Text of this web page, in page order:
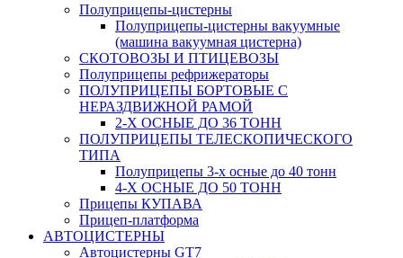
Полуприцепы-цистерны
Полуприцепы-цистерны вакуумные
(машина вакуумная цистерна)
СКОТОВОЗЫ И ПТИЦЕВОЗЫ
Полуприцепы рефрижераторы
ПОЛУПРИЦЕПЫ БОРТОВЫЕ С
НЕРАЗДВИЖНОЙ РАМОЙ
2-Х ОСНЫЕ ДО 36 ТОНН
ПОЛУПРИЦЕПЫ ТЕЛЕСКОПИЧЕСКОГО
ТИПА
Полуприцепы 3-х осные до 40 тонн
4-Х ОСНЫЕ ДО 50 ТОНН
Прицепы КУПАВА
Прицеп-платформа
АВТОЦИСТЕРНЫ
Автоцистерны GT7